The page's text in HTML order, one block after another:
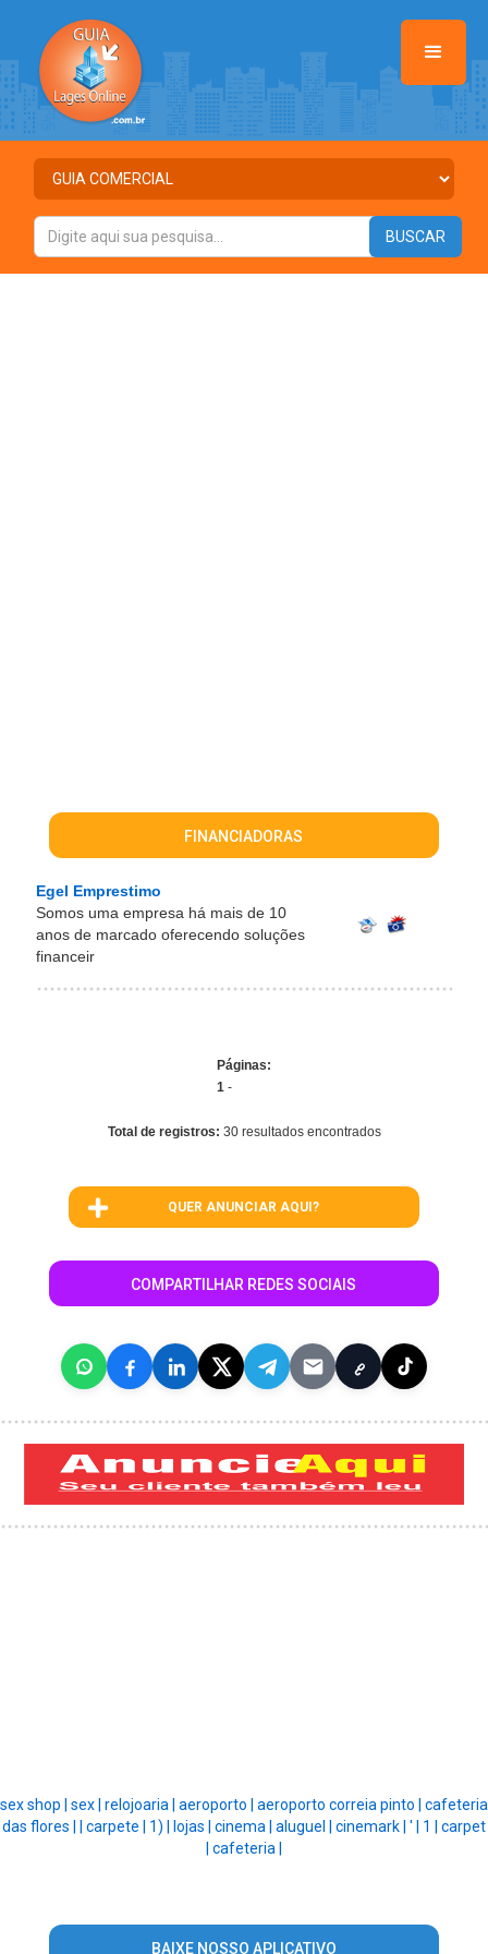
FINANCIADORAS
Egel Emprestimo
Somos uma empresa há mais de 10
anos de marcado oferecendo soluções
financeir
Páginas:
1 -
Total de registros: 30 resultados encontrados
QUER ANUNCIAR AQUI?
COMPARTILHAR REDES SOCIAIS
sex shop | sex | relojoaria | aeroporto | aeroporto correia pinto | cafeteria
das flores |
carpete | 1) | lojas | cinema | aluguel | cinemark | ' | 1 | carpet
cafeteria |
BAIXE NOSSO APLICATIVO